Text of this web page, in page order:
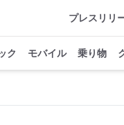
プレスリリ
ク モバイル 乗り物